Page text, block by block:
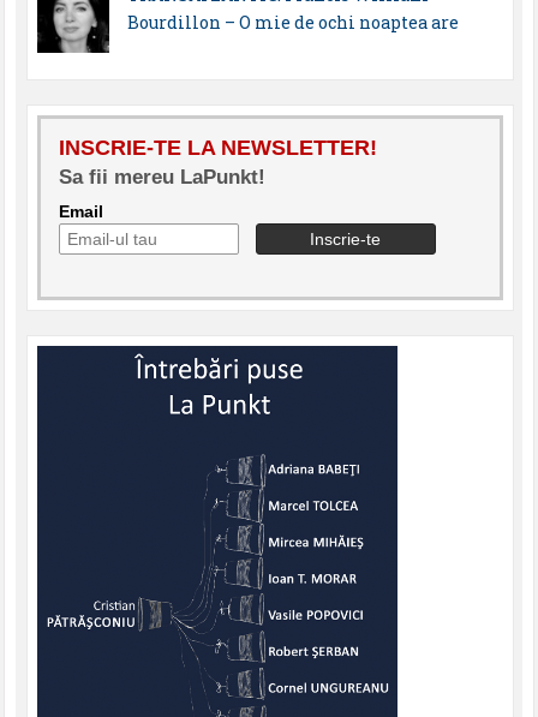
Bourdillon – O mie de ochi noaptea are
INSCRIE-TE LA NEWSLETTER!
Sa fii mereu LaPunkt!
Email